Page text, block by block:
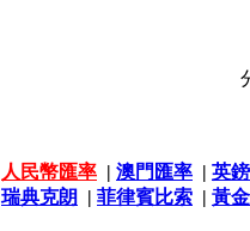
人民幣匯率 | 澳門匯率 | 英
瑞典克朗 | 菲律賓比索 | 黃